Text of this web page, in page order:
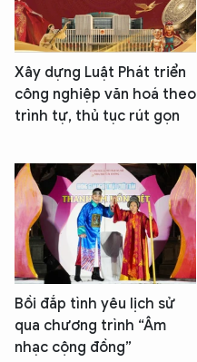
Xây dựng Luật Phát triển
công nghiệp văn hoá theo
trình tự, thủ tục rút gọn
Bồi đắp tình yêu lịch sử
qua chương trình “Âm
nhạc cộng đồng”